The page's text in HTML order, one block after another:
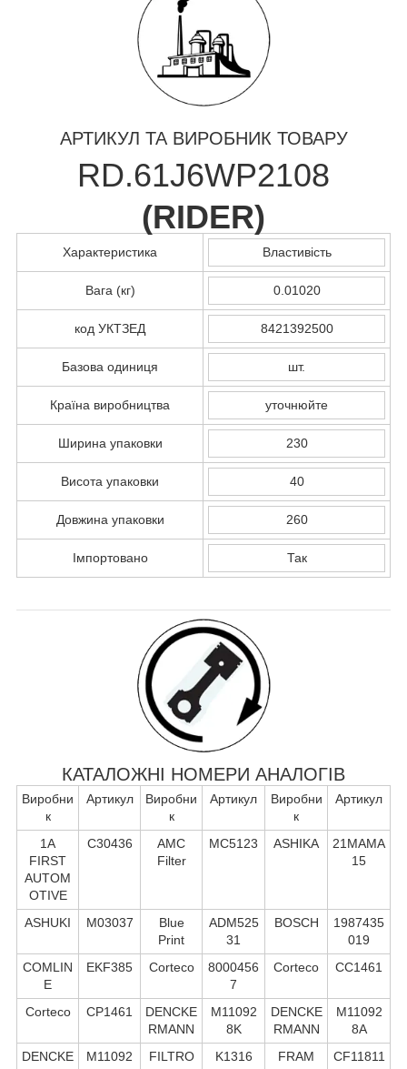
АРТИКУЛ ТА ВИРОБНИК ТОВАРУ
RD.61J6WP2108
(RIDER)
Характеристика Властивість
Вага (кг) 0.01020
код УКТЗЕД 8421392500
Базова одиниця шт.
Країна виробництва уточнюйте
Ширина упаковки 230
Висота упаковки 40
Довжина упаковки 260
Імпортовано Так
КАТАЛОЖНІ НОМЕРИ АНАЛОГІВ
Виробни
к
Артикул
Виробни
к
Артикул
Виробни
к
Артикул
1A
FIRST
AUTOM
OTIVE
C30436
AMC
Filter
MC5123 ASHIKA
21MAMA
15
ASHUKI M03037
Blue
Print
ADM525
31
BOSCH
1987435
019
COMLIN
E
EKF385 Corteco
8000456
7
Corteco CC1461
Corteco CP1461
DENCKE
RMANN
M11092
8K
DENCKE
RMANN
M11092
8A
DENCKE
M11092
FILTRO
K1316 FRAM CF11811